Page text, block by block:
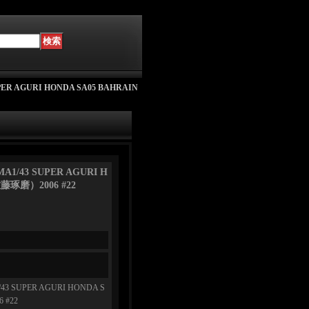
AGURI HONDA SA05 BAHRAIN
43 SUPER AGURI H
琢磨）2006 #22
SUPER AGURI HONDA S
#22